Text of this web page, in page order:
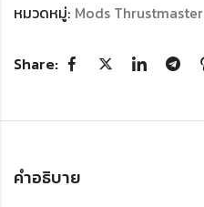
หมวดหมู่: Mods Thrustmaster
Share:
คำอธิบาย